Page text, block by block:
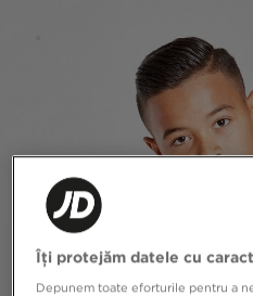
Îți protejăm datele cu
Depunem toate eforturile pentru a